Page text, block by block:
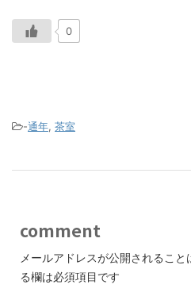
0
-通年, 茶室
comment
メールアドレスが公開されること
る欄は必須項目です